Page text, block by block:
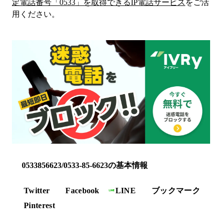
定電話番号「 0533 」を取得できるIP電話サービス をご活
用ください。
0533856623/0533-85-6623の基本情報
Twitter Facebook LINE
ブックマーク
Pinterest